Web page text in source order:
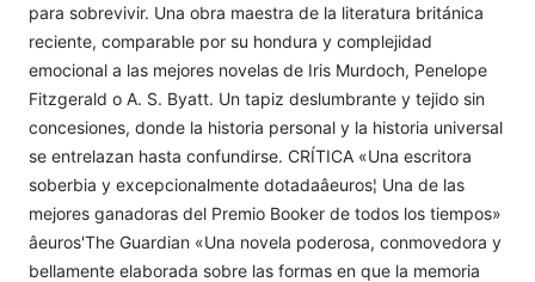
para sobrevivir. Una obra maestra de la literatura británica
reciente, comparable por su hondura y complejidad
emocional a las mejores novelas de Iris Murdoch, Penelope
Fitzgerald o A. S. Byatt. Un tapiz deslumbrante y tejido sin
concesiones, donde la historia personal y la historia universal
se entrelazan hasta confundirse. CRÍTICA «Una escritora
soberbia y excepcionalmente dotadaâeuros¦ Una de las
mejores ganadoras del Premio Booker de todos los tiempos»
âeuros'The Guardian «Una novela poderosa, conmovedora y
bellamente elaborada sobre las formas en que la memoria